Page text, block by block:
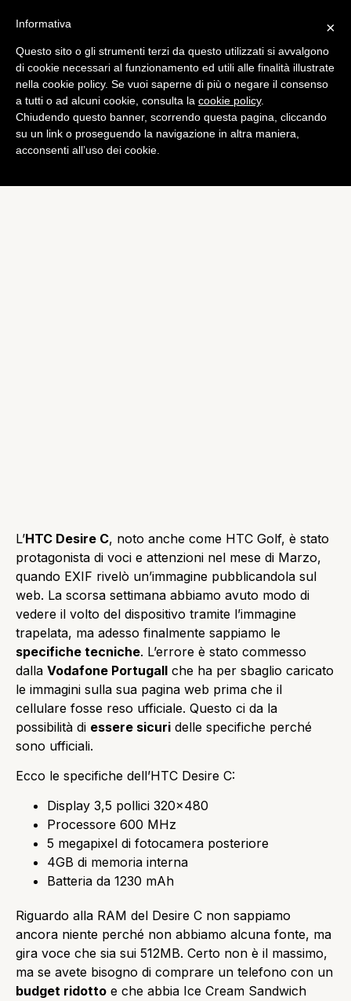
Tech
Insieme a delle immagini
trapelano le specifiche
dell’HTC Desire C
diAlessandro Moretti
L’HTC Desire C, noto anche come HTC Golf, è stato
protagonista di voci e attenzioni nel mese di Marzo,
quando EXIF rivelò un’immagine pubblicandola sul
web. La scorsa settimana abbiamo avuto modo di
vedere il volto del dispositivo tramite l’immagine
trapelata, ma adesso finalmente sappiamo le
specifiche tecniche. L’errore è stato commesso
dalla Vodafone Portugall che ha per sbaglio caricato
le immagini sulla sua pagina web prima che il
cellulare fosse reso ufficiale. Questo ci da la
possibilità di essere sicuri delle specifiche perché
sono ufficiali.
Ecco le specifiche dell’HTC Desire C:
Display 3,5 pollici 320×480
Processore 600 MHz
5 megapixel di fotocamera posteriore
4GB di memoria interna
Batteria da 1230 mAh
Riguardo alla RAM del Desire C non sappiamo
ancora niente perché non abbiamo alcuna fonte, ma
gira voce che sia sui 512MB. Certo non è il massimo,
ma se avete bisogno di comprare un telefono con un
budget ridotto e che abbia Ice Cream Sandwich
×
Informativa
Questo sito o gli strumenti terzi da questo utilizzati si avvalgono
di cookie necessari al funzionamento ed utili alle finalità illustrate
nella cookie policy. Se vuoi saperne di più o negare il consenso
a tutti o ad alcuni cookie, consulta la cookie policy.
Chiudendo questo banner, scorrendo questa pagina, cliccando
su un link o proseguendo la navigazione in altra maniera,
acconsenti all’uso dei cookie.